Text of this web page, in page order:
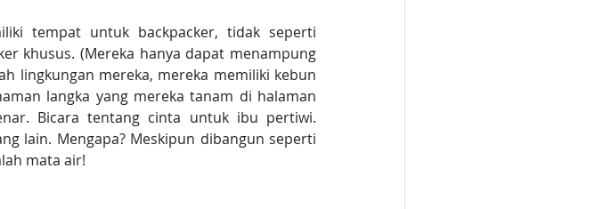
tempat untuk backpacker, tidak seperti
khusus. (Mereka hanya dapat menampung
lingkungan mereka, mereka memiliki kebun
langka yang mereka tanam di halaman
Bicara tentang cinta untuk ibu pertiwi.
lain. Mengapa? Meskipun dibangun seperti
mata air!